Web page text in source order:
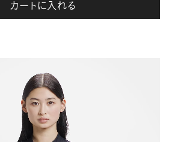
カートに入れる